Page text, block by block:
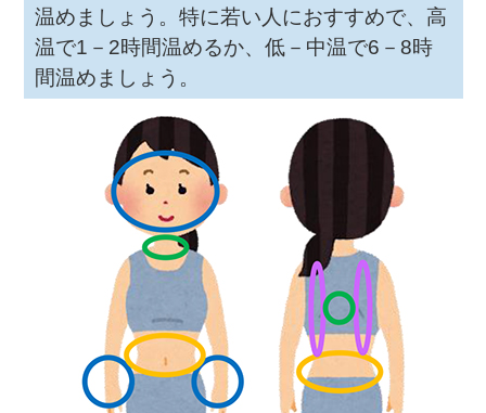
温めましょう。特に若い人におすすめで、高
温で1－2時間温めるか、低－中温で6－8時
間温めましょう。